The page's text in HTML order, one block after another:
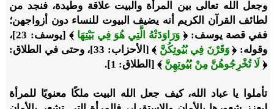
وجعل الله تعالى بين المرأة والبيت علاقة وطيدة، فنجد من
لطائف القرآن الكريم أنه يضيف البيوت للنساء دون أزواجهن؛
ففي قصة يوسف: ﴿وَرَاوَدَتْهُ الَّتِي هُوَ فِي بَيْتِهَا
﴾ [يوسف: 23]،
وقوله: ﴿وَقَرْنَ فِي بُيُوتِكُنَّ
﴾ [الأحزاب: 33]، وحتى في الطلاق:
﴿ لَا تُخْرِجُوهُنَّ مِنْ بُيُوتِهِنَّ ﴾ [الطلاق: 1].
تأملوا يا عباد الله، كيف جعل الله البيت ملكًا معنويًا للمرأة